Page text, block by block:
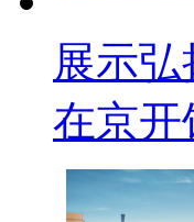
展示
在京开